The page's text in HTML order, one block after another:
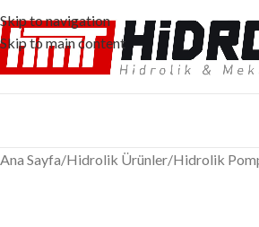
Skip to navigation
Skip to main content
Ana Sayfa/Hidrolik Ürünler/Hidrolik